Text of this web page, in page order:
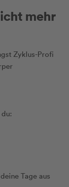
mehr
Zyklus-Profi
Tage aus